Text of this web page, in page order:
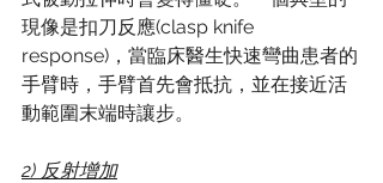
現像是扣刀反應(clasp knife
response)，當臨床醫生快速彎曲患者的
手臂時，手臂首先會抵抗，並在接近活
動範圍末端時讓步。
2) 反射增加